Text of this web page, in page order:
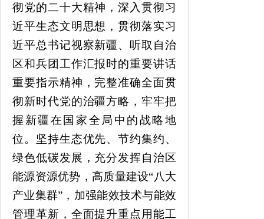
彻党的二十大精神 ，深入贯彻习
近平生态文明思想，贯彻落实习
近平总书记视察新疆、听取自治
区和兵团工作汇报时的重要讲话
重要指示精神 ， 完整准确全面贯
彻新时代党的治疆方略，牢牢把
握新疆在国家全局中的战略地
位。
坚持生态优先、节约集约、
绿色低碳发展，充分发挥自治区
能源资源优势，高质量建设“八大
产业集群”，加强能效技术与能效
管理革新，全面提升重点用能工